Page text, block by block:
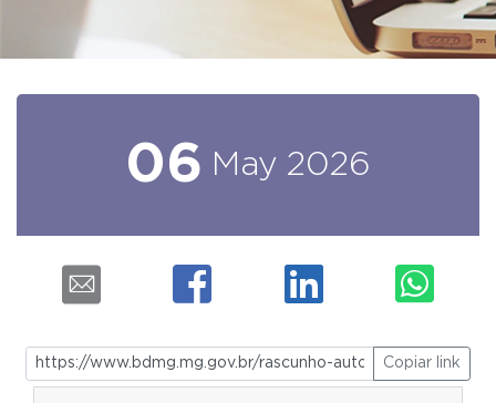
06 May 2026
Copiar link